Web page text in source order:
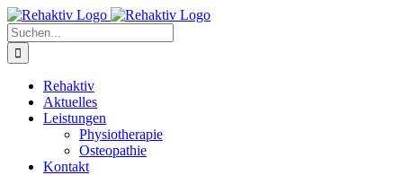
Zum
Inhalt
springen
Suche
nach:
Rehaktiv
Aktuelles
Leistungen
Physiotherapie
Osteopathie
Kontakt